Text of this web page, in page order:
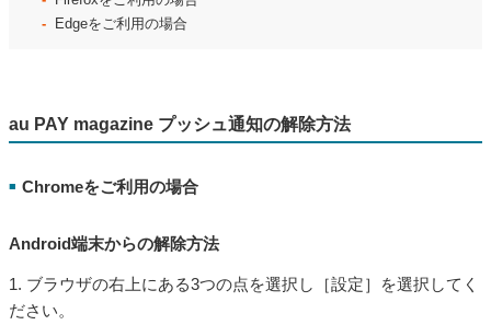
Edgeをご利用の場合
au PAY magazine プッシュ通知の解除方法
■ Chromeをご利用の場合
Android端末からの解除方法
1. ブラウザの右上にある3つの点を選択し［設定］を選択してく
ださい。